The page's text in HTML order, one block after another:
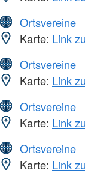
Ortsvereine
Karte: Link
Ortsvereine
Karte: Link
Ortsvereine
Karte: Link
Ortsvereine
Karte: Link